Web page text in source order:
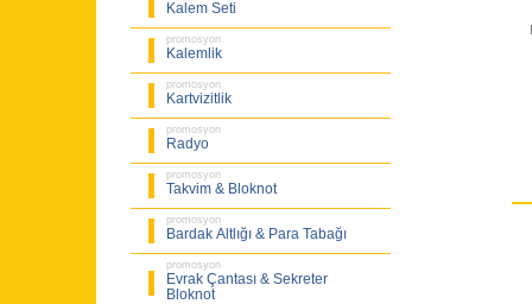
Kalem Seti
promosyon
Kalemlik
promosyon
Kartvizitlik
promosyon
Radyo
promosyon
Takvim & Bloknot
promosyon
Bardak Altlığı & Para Tabağı
promosyon
Evrak Çantası & Sekreter
Bloknot